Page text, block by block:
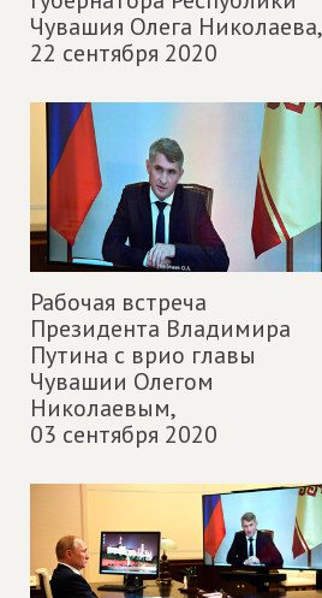
Чувашия Олега Николаева,
22 сентября 2020
Рабочая встреча
Президента Владимира
Путина с врио главы
Чувашии Олегом
Николаевым,
03 сентября 2020